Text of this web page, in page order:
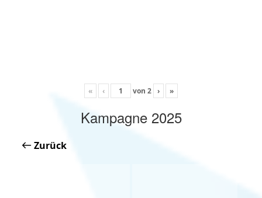
« ‹ von 2 › »
Kampagne 2025
Zurück